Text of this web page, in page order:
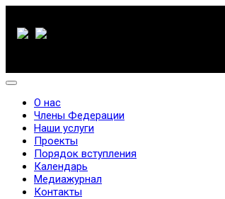
О нас
Члены Федерации
Наши услуги
Проекты
Порядок вступления
Календарь
Медиажурнал
Контакты